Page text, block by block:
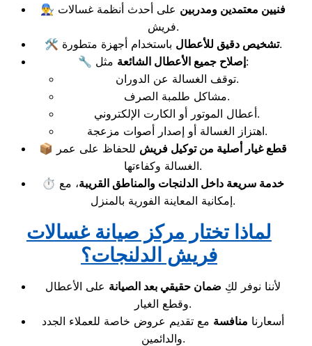
👨‍🔧 فنيين معتمدين ومدربين على أحدث أنظمة غسالات
فريش.
🛠️
تشخيص دقيق للأعطالباستخدام أجهزة متطورة.
🔧
إصلاح جميع الأعطال الشائعةمثل:
توقف الغسالة عن الدوران.
مشاكل طلمبة الصرف.
أعطال الموتور أو الكارت الإلكتروني.
اهتزاز الغسالة أو إصدار أصوات مزعجة.
📦
قطع غيار أصلية من توكيل فريش للحفاظ على عمر
الغسالة وكفاءتها.
⏱️
خدمة سريعة داخل الدلنجات والمناطق القريبة، مع
إمكانية المعاينة الفورية بالمنزل.
لماذا تختار مركز صيانة غسالات
فريش الدلنجات؟
لأننا نوفر لكِ ضمان حقيقي بعد الصيانة على الأعطال
وقطع الغيار.
أسعارنا منافسة مع تقديم عروض خاصة للعملاء الجدد
والدائمين.